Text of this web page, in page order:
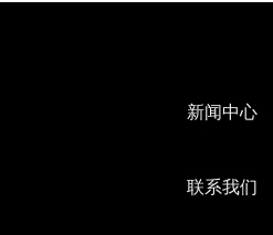
新闻中心
联系我们